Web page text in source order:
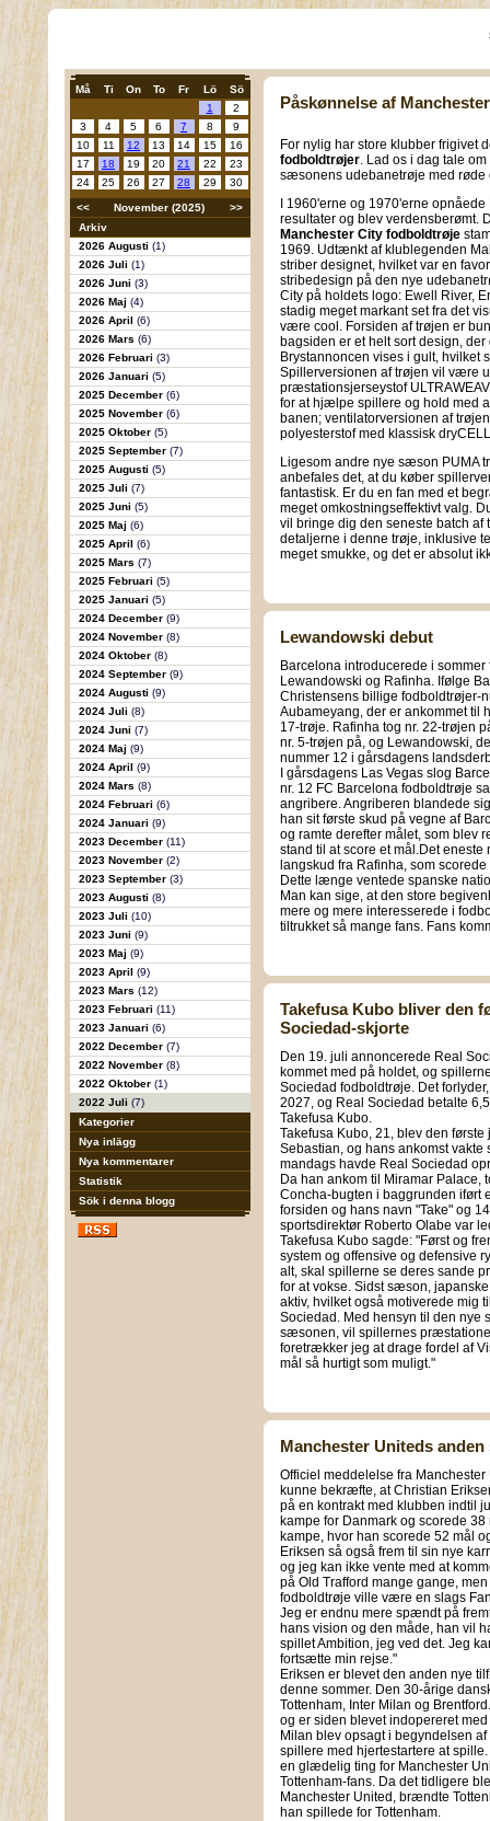
Må Ti On To Fr Lö
Sö
1
2
3
4 5 6 7 8
9
10
11 12 13 14 15
16
17
18 19 20 21 22
23
24
25 26 27 28 29 30
<< November (2025)
>>
Arkiv
2026 Augusti (1)
2026 Juli (1)
2026 Juni (3)
2026 Maj (4)
2026 April (6)
2026 Mars (6)
2026 Februari (3)
2026 Januari (5)
2025 December (6)
2025 November (6)
2025 Oktober (5)
2025 September (7)
2025 Augusti (5)
2025 Juli (7)
2025 Juni (5)
2025 Maj (6)
2025 April (6)
2025 Mars (7)
2025 Februari (5)
2025 Januari (5)
2024 December (9)
2024 November (8)
2024 Oktober (8)
2024 September (9)
2024 Augusti (9)
2024 Juli (8)
2024 Juni (7)
2024 Maj (9)
2024 April (9)
2024 Mars (8)
2024 Februari (6)
2024 Januari (9)
2023 December (11)
2023 November (2)
2023 September (3)
2023 Augusti (8)
2023 Juli (10)
2023 Juni (9)
2023 Maj (9)
2023 April (9)
2023 Mars (12)
2023 Februari (11)
2023 Januari (6)
2022 December (7)
2022 November (8)
2022 Oktober (1)
2022 Juli (7)
Kategorier
Nya inlägg
Nya kommentarer
Statistik
Sök i denna blogg
Påskønnelse af
For nylig har store klubber frigivet
fodboldtrøjer. Lad os i dag tale
sæsonens udebanetrøje med røde
I 1960'erne og 1970'erne
resultater og blev verdensberømt.
Manchester City fodboldtrøje
1969. Udtænkt af klublegenden
striber designet, hvilket var en
stribedesign på den nye
City på holdets logo: Ewell River,
stadig meget markant set fra det
være cool. Forsiden af trøjen er
bagsiden er et helt sort design,
Brystannoncen vises i gult, hvilket
Spillerversionen af trøjen vil være
præstationsjerseystof
for at hjælpe spillere og hold med
banen; ventilatorversionen af
polyesterstof med klassisk
Ligesom andre nye sæson PUMA
anbefales det, at du køber
fantastisk. Er du en fan med et
meget omkostningseffektivt valg.
vil bringe dig den seneste batch af
detaljerne i denne trøje, inklusive
meget smukke, og det er absolut
Lewandowski debut
Barcelona introducerede i
Lewandowski og Rafinha. Ifølge
Christensens billige fodboldtrøjer-
Aubameyang, der er ankommet
17-trøje. Rafinha tog nr. 22-trøjen
nr. 5-trøjen på, og Lewandowski,
nummer 12 i gårsdagens
I gårsdagens Las Vegas slog
nr. 12 FC Barcelona fodboldtrøje
angribere. Angriberen blandede
han sit første skud på vegne af
og ramte derefter målet, som blev
stand til at score et mål.Det
langskud fra Rafinha, som
Dette længe ventede spanske
Man kan sige, at den store
mere og mere interesserede i
tiltrukket så mange fans. Fans
Takefusa Kubo bliver den
Sociedad-skjorte
Den 19. juli annoncerede Real
kommet med på holdet, og
Sociedad fodboldtrøje. Det
2027, og Real Sociedad betalte
Takefusa Kubo.
Takefusa Kubo, 21, blev den
Sebastian, og hans ankomst
mandags havde Real Sociedad
Da han ankom til Miramar
Concha-bugten i baggrunden iført
forsiden og hans navn "Take" og
sportsdirektør Roberto Olabe var
Takefusa Kubo sagde: "Først og
system og offensive og defensive
alt, skal spillerne se deres sande
for at vokse. Sidst sæson,
aktiv, hvilket også motiverede mig
Sociedad. Med hensyn til den nye
sæsonen, vil spillernes
foretrækker jeg at drage fordel af
mål så hurtigt som muligt."
Manchester Uniteds
Officiel meddelelse fra
kunne bekræfte, at Christian
på en kontrakt med klubben indtil
kampe for Danmark og scorede
kampe, hvor han scorede 52 mål
Eriksen så også frem til sin nye
og jeg kan ikke vente med at
på Old Trafford mange gange,
fodboldtrøje ville være en slags
Jeg er endnu mere spændt på
hans vision og den måde, han vil
spillet Ambition, jeg ved det. Jeg
fortsætte min rejse."
Eriksen er blevet den anden nye
denne sommer. Den 30-årige
Tottenham, Inter Milan og
og er siden blevet indopereret
Milan blev opsagt i begyndelsen
spillere med hjertestartere at
en glædelig ting for Manchester
Tottenham-fans. Da det tidligere
Manchester United, brændte
han spillede for Tottenham.